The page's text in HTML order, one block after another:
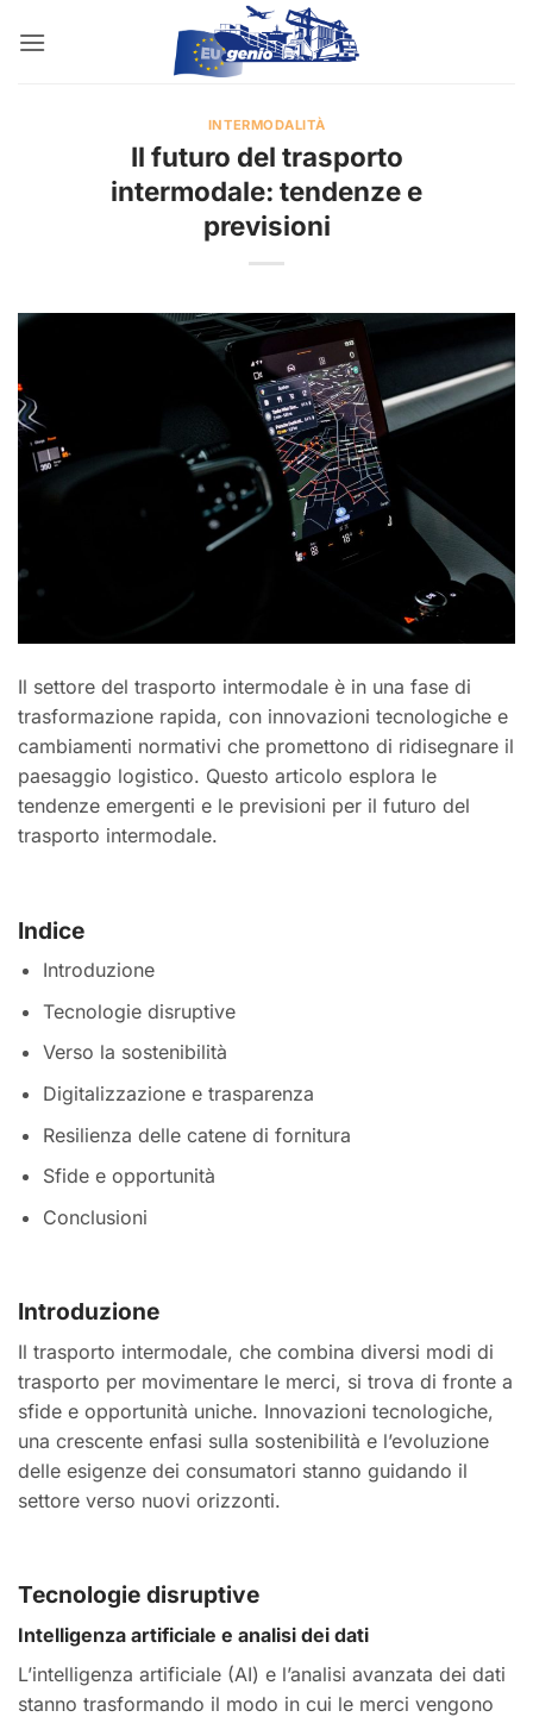
INTERMODALITÀ
Il futuro del trasporto
intermodale: tendenze e
previsioni
Il settore del trasporto intermodale è in una fase di
trasformazione rapida, con innovazioni tecnologiche e
cambiamenti normativi che promettono di ridisegnare il
paesaggio logistico. Questo articolo esplora le
tendenze emergenti e le previsioni per il futuro del
trasporto intermodale.
Indice
Introduzione
Tecnologie disruptive
Verso la sostenibilità
Digitalizzazione e trasparenza
Resilienza delle catene di fornitura
Sfide e opportunità
Conclusioni
Introduzione
Il trasporto intermodale, che combina diversi modi di
trasporto per movimentare le merci, si trova di fronte a
sfide e opportunità uniche. Innovazioni tecnologiche,
una crescente enfasi sulla sostenibilità e l’evoluzione
delle esigenze dei consumatori stanno guidando il
settore verso nuovi orizzonti.
Tecnologie disruptive
Intelligenza artificiale e analisi dei dati
L’intelligenza artificiale (AI) e l’analisi avanzata dei dati
stanno trasformando il modo in cui le merci vengono